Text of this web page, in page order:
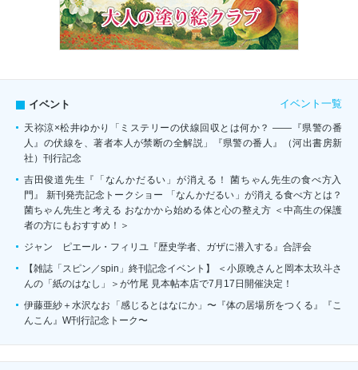
イベント イベント一覧
天祢涼×松井ゆかり「ミステリーの伏線回収とは何か？ ――『県警の番
人』の伏線を、著者本人が禁断の全解説」『県警の番人』（河出書房新
社）刊行記念
吉田俊道先生『「なんかだるい」が消える！ 菌ちゃん先生の食べ方入
門』 新刊発売記念トークショー 「なんかだるい」が消える食べ方とは？
菌ちゃん先生と考える おなかから始める体と心の整え方 ＜中高生の保護
者の方にもおすすめ！＞
ジャン゠ピエール・フィリユ『歴史学者、ガザに潜入する』合評会
【雑誌「スピン／spin」終刊記念イベント】 ＜小原晩さんと岡本太玖斗さ
んの「紙のはなし」＞が竹尾 見本帖本店で7月17日開催決定！
伊藤亜紗＋水沢なお「感じるとはなにか」〜『体の居場所をつくる』『こ
んこん』W刊行記念トーク〜